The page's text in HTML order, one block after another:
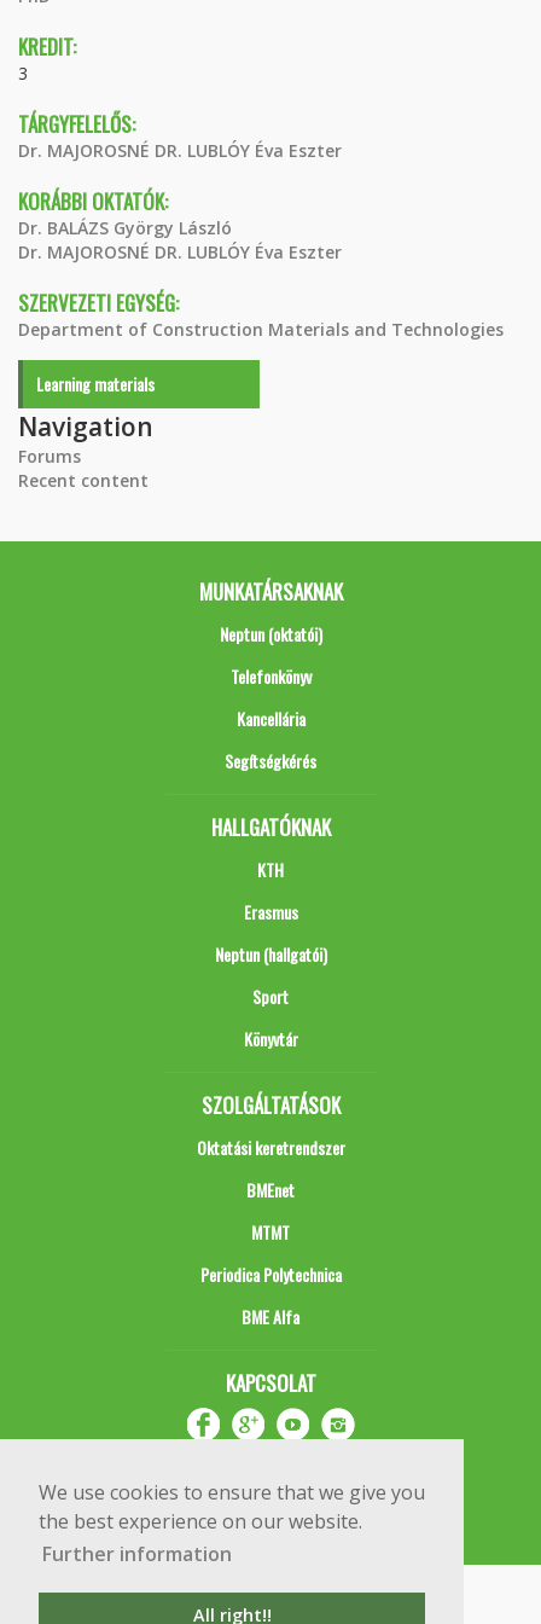
We use cookies to ensure that we give you
the best experience on our website.
Further information
All right!!
KREDIT:
3
TÁRGYFELELŐS:
Dr. MAJOROSNÉ DR. LUBLÓY Éva Eszter
KORÁBBI OKTATÓK:
Dr. BALÁZS György László
Dr. MAJOROSNÉ DR. LUBLÓY Éva Eszter
SZERVEZETI EGYSÉG:
Department of Construction Materials and Technologies
Learning materials
Navigation
Forums
Recent content
MUNKATÁRSAKNAK
Neptun (oktatói)
Telefonkönyv
Kancellária
Segítségkérés
HALLGATÓKNAK
KTH
Erasmus
Neptun (hallgatói)
Sport
Könyvtár
SZOLGÁLTATÁSOK
Oktatási keretrendszer
BMEnet
MTMT
Periodica Polytechnica
BME Alfa
KAPCSOLAT
Copyright © 2020 BME Építőmérnöki Kar